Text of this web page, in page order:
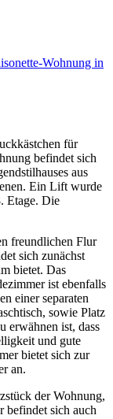
Wohnung in
für
befindet sich
aus
Ein Lift wurde
Etage. Die
freundlichen Flur
sich zunächst
bietet. Das
ist ebenfalls
einer separaten
sowie Platz
erwähnen ist, dass
und gute
bietet sich zur
an.
der Wohnung,
befindet sich auch